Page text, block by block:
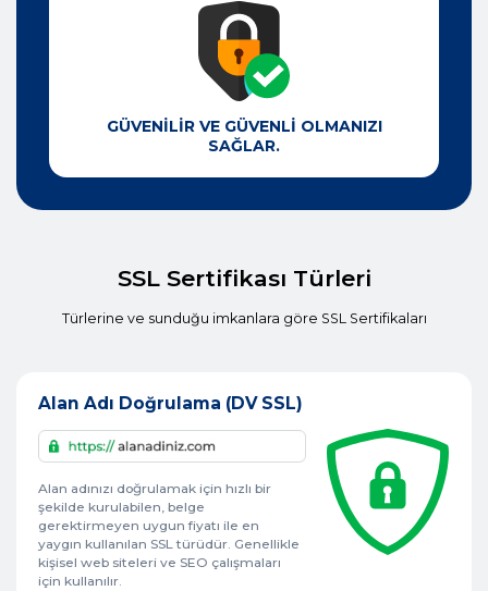
GÜVENİLİR VE GÜVENLİ OLMANIZI
SAĞLAR.
SSL Sertifikası Türleri
Türlerine ve sunduğu imkanlara göre SSL Sertifikaları
Alan Adı Doğrulama (DV SSL)
Alan adınızı doğrulamak için hızlı bir
şekilde kurulabilen, belge
gerektirmeyen uygun fiyatı ile en
yaygın kullanılan SSL türüdür. Genellikle
kişisel web siteleri ve SEO çalışmaları
için kullanılır.